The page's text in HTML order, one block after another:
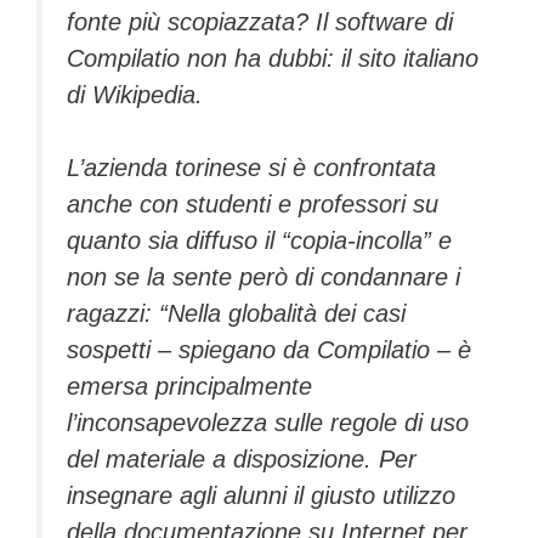
fonte più scopiazzata? Il software di
Compilatio non ha dubbi: il sito italiano
di Wikipedia.
L’azienda torinese si è confrontata
anche con studenti e professori su
quanto sia diffuso il “copia-incolla” e
non se la sente però di condannare i
ragazzi: “Nella globalità dei casi
sospetti – spiegano da Compilatio – è
emersa principalmente
l’inconsapevolezza sulle regole di uso
del materiale a disposizione. Per
insegnare agli alunni il giusto utilizzo
della documentazione su Internet per